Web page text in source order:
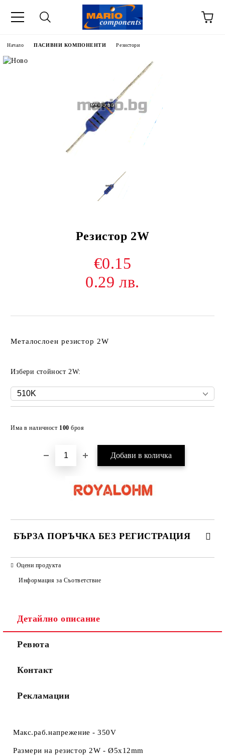
Начало ПАСИВНИ КОМПОНЕНТИ Резистори
Резистор 2W
€0.15
0.29 лв.
Металослоен резистор 2W
Избери стойност 2W:
Има в наличност 100 броя
БЪРЗА ПОРЪЧКА БЕЗ РЕГИСТРАЦИЯ
Съгласен съм с
Ние ще се свържем с вас в рамките на работния ден.
Оцени продукта
Информация за Съответствие
Детайлно описание
Ревюта
Контакт
Рекламации
Макс.раб.напрежение - 350V
Размери на резистор 2W - Ø5x12mm